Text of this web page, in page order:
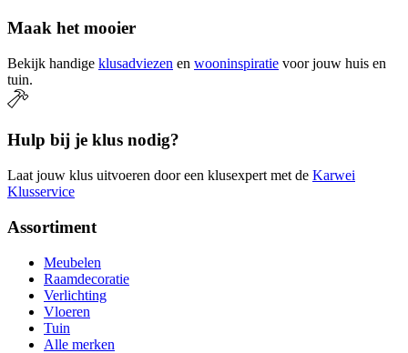
Maak het mooier
Bekijk handige klusadviezen en wooninspiratie voor jouw huis en
tuin.
Hulp bij je klus nodig?
Laat jouw klus uitvoeren door een klusexpert met de Karwei
Klusservice
Assortiment
Meubelen
Raamdecoratie
Verlichting
Vloeren
Tuin
Alle merken